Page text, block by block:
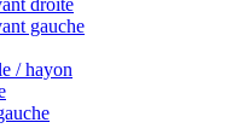
droite
gauche
/ hayon